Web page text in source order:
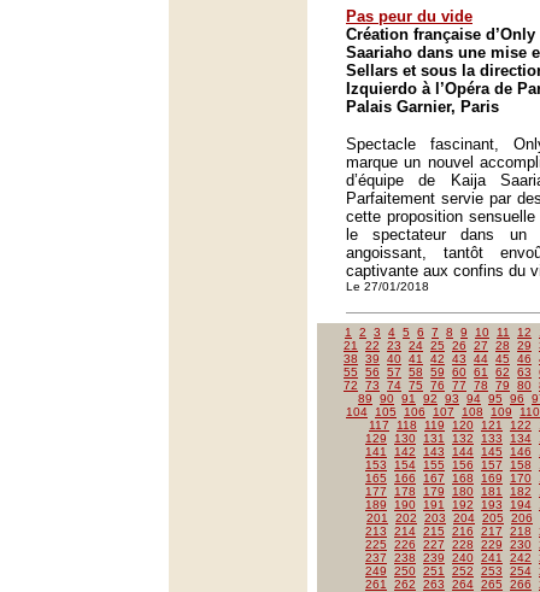
Pas peur du vide
Création française
Saariaho dans une mise
Sellars et sous la
Izquierdo à l’Opéra de
Palais Garnier, Paris
Spectacle fascinant,
marque un nouvel
d’équipe de Kaija
Parfaitement servie par
cette proposition
le spectateur dans un
angoissant, tantôt
captivante aux confins du
Le 27/01/2018
1 2 3 4 5 6 7 8 9 10 11 12
21
22 23 24 25 26 27 28 29
38
39 40 41 42 43 44 45 46
55
56 57 58 59 60 61 62 63
72
73 74 75 76 77 78 79 80
89
90 91 92 93 94 95 96
104
105 106 107 108 109
110
117
118 119 120 121 122
129
130 131 132 133 134
141
142 143 144 145 146
153
154 155 156 157 158
165
166 167 168 169 170
177
178 179 180 181 182
189
190 191 192 193 194
201
202 203 204 205
206
213
214 215 216 217 218
225
226 227 228 229 230
237
238 239 240 241 242
249
250 251 252 253 254
261
262 263 264 265 266